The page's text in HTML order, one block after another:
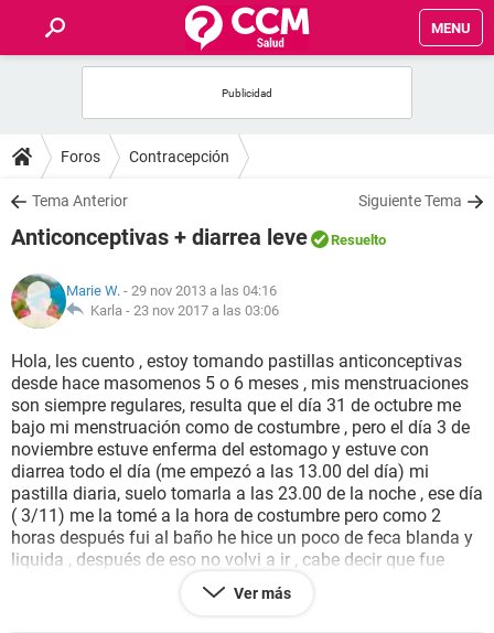
MENU
FOROS
SALUD
NUTRICIÓN
BIENESTAR
SEXUALIDAD
GLOSARIO
Foros Contracepción
Tema Anterior Siguiente Tema
Anticonceptivas + diarrea leve Resuelto
Marie W. - 29 nov 2013 a las 04:16
Karla - 23 nov 2017 a las 03:06
Hola, les cuento , estoy tomando pastillas anticonceptivas
desde hace masomenos 5 o 6 meses , mis menstruaciones
son siempre regulares, resulta que el día 31 de octubre me
bajo mi menstruación como de costumbre , pero el día 3 de
noviembre estuve enferma del estomago y estuve con
diarrea todo el día (me empezó a las 13.00 del día) mi
pastilla diaria, suelo tomarla a las 23.00 de la noche , ese día
( 3/11) me la tomé a la hora de costumbre pero como 2
horas después fui al baño he hice un poco de feca blanda y
liquida , después de eso no volvi a ir , cabe decir que fue
poca la cantidad , ya que al estar con diarrea todo el día
tenia los intestinos ya vacios y la ultima vez solo hacia un
Ver más